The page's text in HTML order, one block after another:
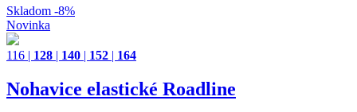
Skladom -8%
Novinka
116 | 128 | 140 | 152 | 164
Nohavice elastické Roadline